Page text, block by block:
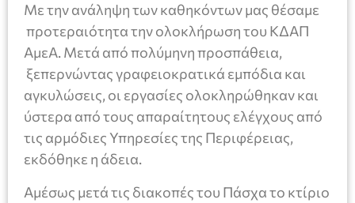
Με την ανάληψη των καθηκόντων μας θέσαμε
προτεραιότητα την ολοκλήρωση του ΚΔΑΠ
ΑμεΑ. Μετά από πολύμηνη προσπάθεια,
ξεπερνώντας γραφειοκρατικά εμπόδια και
αγκυλώσεις, οι εργασίες ολοκληρώθηκαν και
ύστερα από τους απαραίτητους ελέγχους από
τις αρμόδιες Υπηρεσίες της Περιφέρειας,
εκδόθηκε η άδεια.
Αμέσως μετά τις διακοπές του Πάσχα το κτίριο